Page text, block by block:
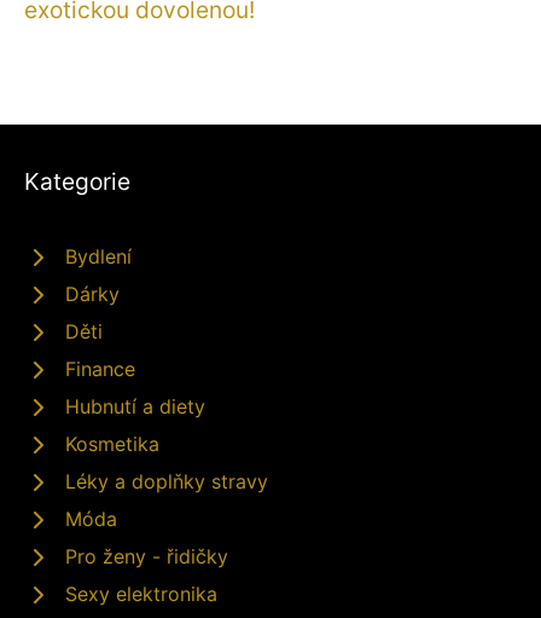
exotickou dovolenou!
Kategorie
Bydlení
Dárky
Děti
Finance
Hubnutí a diety
Kosmetika
Léky a doplňky stravy
Móda
Pro ženy - řidičky
Sexy elektronika